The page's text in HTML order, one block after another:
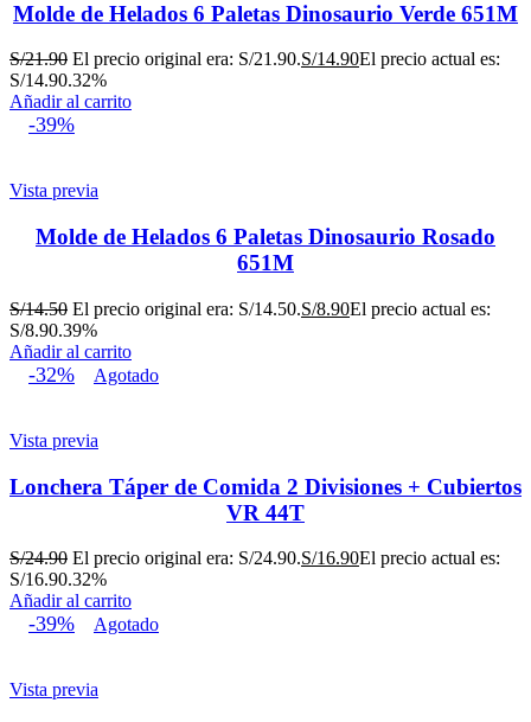
Molde de Helados 6 Paletas Dinosaurio Verde 651M
S/21.90 El precio original era: S/21.90.S/14.90El precio actual es:
S/14.90.32%
Añadir al carrito
-39%
Vista previa
Molde de Helados 6 Paletas Dinosaurio Rosado
651M
S/14.50 El precio original era: S/14.50.S/8.90El precio actual es:
S/8.90.39%
Añadir al carrito
-32% Agotado
Vista previa
Lonchera Táper de Comida 2 Divisiones + Cubiertos
VR 44T
S/24.90 El precio original era: S/24.90.S/16.90El precio actual es:
S/16.90.32%
Añadir al carrito
-39% Agotado
Vista previa